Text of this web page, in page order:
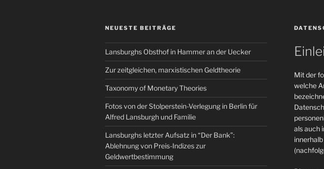
NEUESTE BEITRÄGE
Lansburghs Obsthof in Hammer an der Uecker
Zur zeitgleichen, marxistischen Geldtheorie
Taxonomy of Monetary Theories
Fotos von der Stolperstein-Verlegung in Berlin für
Alfred Lansburgh und Familie
Lansburghs letzter Aufsatz in “Der Bank”:
Ablehnung von Preis-Indizes zur
Geldwertbestimmung
Mit der
welche
als auch